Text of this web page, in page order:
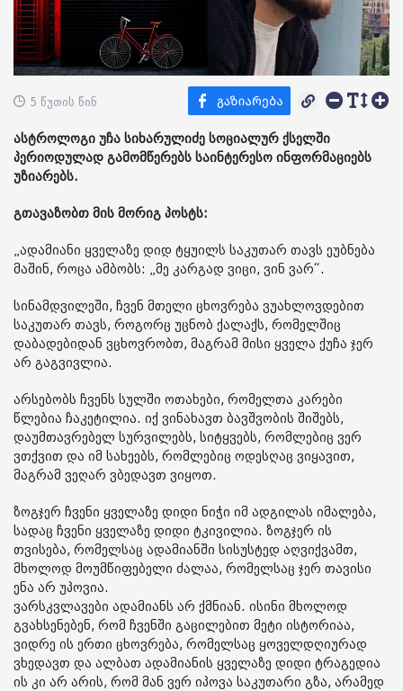
5 წუთის წინ
ასტროლოგი უჩა სიხარულიძე სოციალურ ქსელში
პერიოდულად გამომწერებს საინტერესო ინფორმაციებს
უზიარებს.
გთავაზობთ მის მორიგ პოსტს:
„ადამიანი ყველაზე დიდ ტყუილს საკუთარ თავს ეუბნება
მაშინ, როცა ამბობს: „მე კარგად ვიცი, ვინ ვარ“.
სინამდვილეში, ჩვენ მთელი ცხოვრება ვუახლოვდებით
საკუთარ თავს, როგორც უცნობ ქალაქს, რომელშიც
დაბადებიდან ვცხოვრობთ, მაგრამ მისი ყველა ქუჩა ჯერ
არ გაგვივლია.
არსებობს ჩვენს სულში ოთახები, რომელთა კარები
წლებია ჩაკეტილია. იქ ვინახავთ ბავშვობის შიშებს,
დაუმთავრებელ სურვილებს, სიტყვებს, რომლებიც ვერ
ვთქვით და იმ სახეებს, რომლებიც ოდესღაც ვიყავით,
მაგრამ ვეღარ ვბედავთ ვიყოთ.
ზოგჯერ ჩვენი ყველაზე დიდი ნიჭი იმ ადგილას იმალება,
სადაც ჩვენი ყველაზე დიდი ტკივილია. ზოგჯერ ის
თვისება, რომელსაც ადამიანში სისუსტედ აღვიქვამთ,
მხოლოდ მოუმწიფებელი ძალაა, რომელსაც ჯერ თავისი
ენა არ უპოვია.
ვარსკვლავები ადამიანს არ ქმნიან. ისინი მხოლოდ
გვახსენებენ, რომ ჩვენში გაცილებით მეტი ისტორიაა,
ვიდრე ის ერთი ცხოვრება, რომელსაც ყოველდღიურად
ვხედავთ და ალბათ ადამიანის ყველაზე დიდი ტრაგედია
ის კი არ არის, რომ მან ვერ იპოვა საკუთარი გზა, არამედ